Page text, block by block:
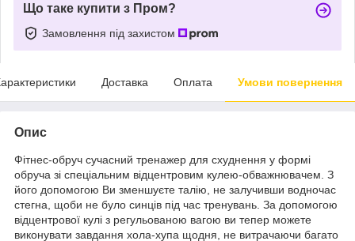
Що таке купити з Пром?
Замовлення під захистом
Доставка Оплата Умови повернення
Опис
Фітнес-обруч сучасний тренажер для схуднення у формі
обруча зі спеціальним відцентровим кулею-обважнювачем. З
його допомогою Ви зменшуєте талію, не залучивши водночас
стегна, щоби не було синців під час тренувань. За допомогою
відцентрової кулі з регульованою вагою ви тепер можете
виконувати завдання хола-хупа щодня, не витрачаючи багато